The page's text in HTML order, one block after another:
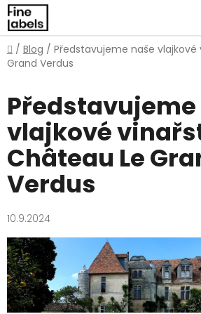
Přejít
na
obsah
Domů
/ Blog / Představujeme naše
Grand Verdus
vlajkové
Château Le
Verdus
10.9.2024